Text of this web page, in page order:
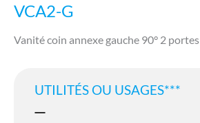
VCA2-G
Vanité coin annexe gauche 90° 2 portes
UTILITÉS OU USAGES***